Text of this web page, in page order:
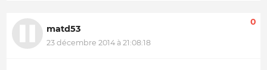
matd53
23 décembre 2014 à 21:08:18
0